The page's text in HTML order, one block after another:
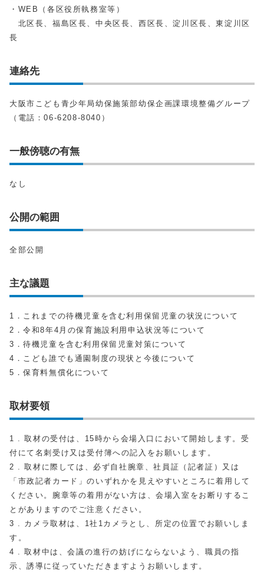
・WEB（各区役所執務室等）
北区長、福島区長、中央区長、西区長、淀川区長、東淀川区
長
連絡先
大阪市こども青少年局幼保施策部幼保企画課環境整備グループ
（電話：06-6208-8040）
一般傍聴の有無
なし
公開の範囲
全部公開
主な議題
1．これまでの待機児童を含む利用保留児童の状況について
2．令和8年4月の保育施設利用申込状況等について
3．待機児童を含む利用保留児童対策について
4．こども誰でも通園制度の現状と今後について
5．保育料無償化について
取材要領
1 . 取材の受付は、15時から会場入口において開始します。受
付にて名刺受け又は受付簿への記入をお願いします。
2 . 取材に際しては、必ず自社腕章、社員証（記者証）又は
「市政記者カード」のいずれかを見えやすいところに着用して
ください。腕章等の着用がない方は、会場入室をお断りするこ
とがありますのでご注意ください。
3 . カメラ取材は、1社1カメラとし、所定の位置でお願いしま
す。
4 . 取材中は、会議の進行の妨げにならないよう、職員の指
示、誘導に従っていただきますようお願いします。